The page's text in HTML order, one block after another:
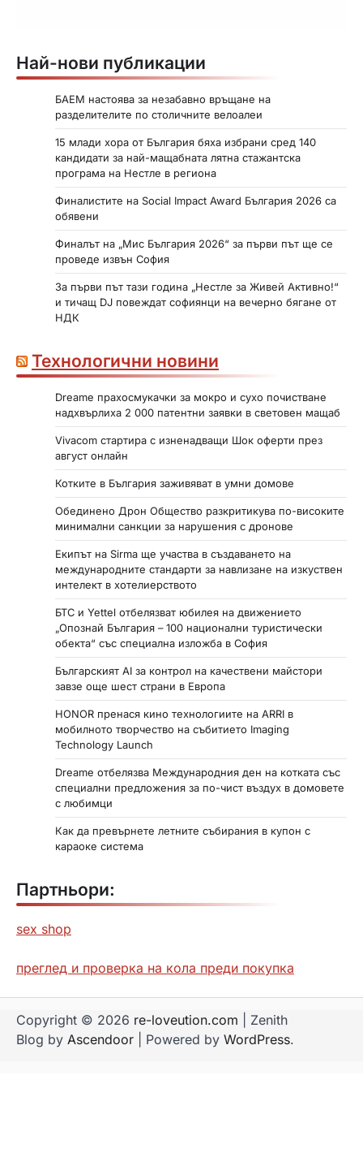
к
р
а
Най-нови публикации
БАЕМ настоява за незабавно връщане на
разделителите по столичните велоалеи
15 млади хора от България бяха избрани сред 140
кандидати за най-мащабната лятна стажантска
програма на Нестле в региона
Финалистите на Social Impact Award България 2026 са
обявени
Финалът на „Мис България 2026“ за първи път ще се
проведе извън София
За първи път тази година „Нестле за Живей Активно!“
и тичащ DJ повеждат софиянци на вечерно бягане от
НДК
Технологични новини
Dreame прахосмукачки за мокро и сухо почистване
надхвърлиха 2 000 патентни заявки в световен мащаб
Vivacom стартира с изненадващи Шок оферти през
август онлайн
Котките в България заживяват в умни домове
Обединено Дрон Общество разкритикува по-високите
минимални санкции за нарушения с дронове
Екипът на Sirma ще участва в създаването на
международните стандарти за навлизане на изкуствен
интелект в хотелиерството
БТС и Yettel отбелязват юбилея на движението
„Опознай България – 100 национални туристически
обекта“ със специална изложба в София
Българският AI за контрол на качествени майстори
завзе още шест страни в Европа
HONOR пренася кино технологиите на ARRI в
мобилното творчество на събитието Imaging
Technology Launch
Dreame отбелязва Международния ден на котката със
специални предложения за по-чист въздух в домовете
с любимци
Как да превърнете летните събирания в купон с
караоке система
Партньори:
sex shop
преглед и проверка на кола преди покупка
Copyright © 2026 re-loveution.com | Zenith
Blog by Ascendoor | Powered by WordPress.